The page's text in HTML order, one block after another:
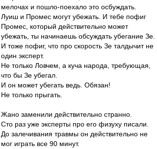
мелочах и пошло-поехало это осбуждать.
Луиш и Промес могут убежать. И тебе пофиг
Промес, который действительно может
убежать, ты начинаешь обсуждать убегание Зе.
И тоже пофиг, что про скорость Зе талдычит не
один эксперт.
Не только Ловчем, а куча народа, требующая,
что бы Зе убегал.
И он может убегать ведь. Обязан!
Не только прыгать.
Жано заменили действительно странно.
Сто раз уже эксперты про его физуху писали.
До залечивания травмы он действительно не
мог играть все 90 минут.